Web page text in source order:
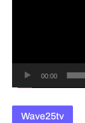
00:00
Wave25tv